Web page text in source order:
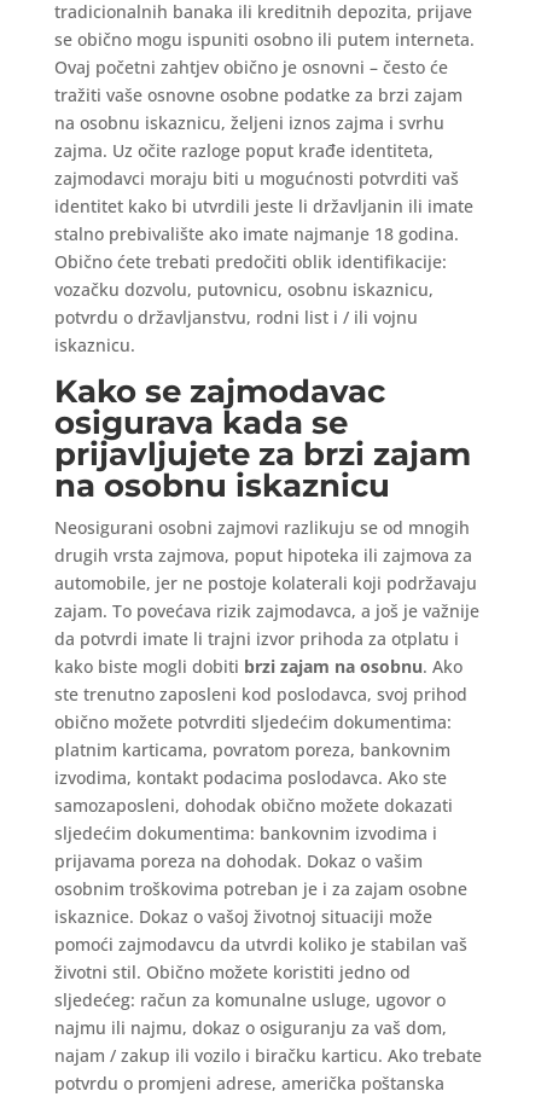
tradicionalnih banaka ili kreditnih depozita, prijave
se obično mogu ispuniti osobno ili putem interneta.
Ovaj početni zahtjev obično je osnovni – često će
tražiti vaše osnovne osobne podatke za brzi zajam
na osobnu iskaznicu, željeni iznos zajma i svrhu
zajma. Uz očite razloge poput krađe identiteta,
zajmodavci moraju biti u mogućnosti potvrditi vaš
identitet kako bi utvrdili jeste li državljanin ili imate
stalno prebivalište ako imate najmanje 18 godina.
Obično ćete trebati predočiti oblik identifikacije:
vozačku dozvolu, putovnicu, osobnu iskaznicu,
potvrdu o državljanstvu, rodni list i / ili vojnu
iskaznicu.
Kako se zajmodavac
osigurava kada se
prijavljujete za brzi zajam
na osobnu iskaznicu
Neosigurani osobni zajmovi razlikuju se od mnogih
drugih vrsta zajmova, poput hipoteka ili zajmova za
automobile, jer ne postoje kolaterali koji podržavaju
zajam. To povećava rizik zajmodavca, a još je važnije
da potvrdi imate li trajni izvor prihoda za otplatu i
kako biste mogli dobiti brzi zajam na osobnu. Ako
ste trenutno zaposleni kod poslodavca, svoj prihod
obično možete potvrditi sljedećim dokumentima:
platnim karticama, povratom poreza, bankovnim
izvodima, kontakt podacima poslodavca. Ako ste
samozaposleni, dohodak obično možete dokazati
sljedećim dokumentima: bankovnim izvodima i
prijavama poreza na dohodak. Dokaz o vašim
osobnim troškovima potreban je i za zajam osobne
iskaznice. Dokaz o vašoj životnoj situaciji može
pomoći zajmodavcu da utvrdi koliko je stabilan vaš
životni stil. Obično možete koristiti jedno od
sljedećeg: račun za komunalne usluge, ugovor o
najmu ili najmu, dokaz o osiguranju za vaš dom,
najam / zakup ili vozilo i biračku karticu. Ako trebate
potvrdu o promjeni adrese, američka poštanska